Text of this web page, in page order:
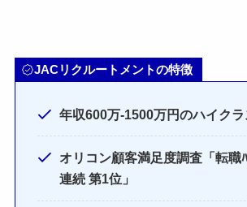
JACリクルートメントの特徴
年収600万-1500万円のハイク
オリコン顧客満足度調査「転職
連続 第1位」